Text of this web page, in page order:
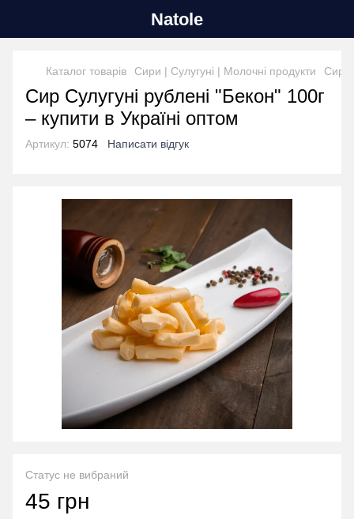
Natole
Каталог товарів Сири | Сулугуні | Молочні продукти Сир
Сир Сулугуні рублені "Бекон" 100г
– купити в Україні оптом
Артикул: 5074 Написати відгук
Статус не вибраний
45 грн